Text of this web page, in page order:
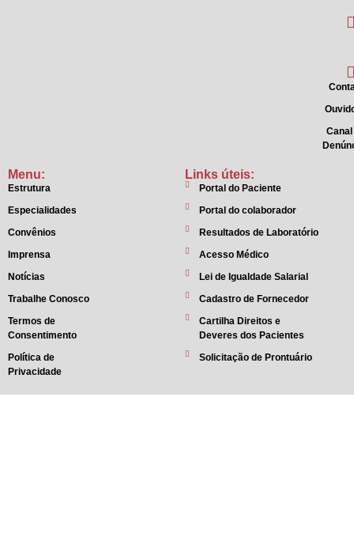
Canal
Menu:
Estrutura
Especialidades
Convênios
Imprensa
Notícias
Trabalhe Conosco
Termos de
Consentimento
Política de
Privacidade
Links úteis:
Portal do Paciente
Portal do colaborador
Resultados de Laboratório
Acesso Médico
Lei de Igualdade Salarial
Cadastro de Fornecedor
Cartilha Direitos e
Deveres dos Pacientes
Solicitação de Prontuário